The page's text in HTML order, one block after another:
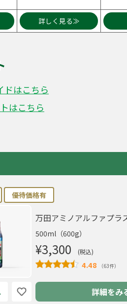
詳しく見る≫
ドはこちら
はこちら
優待価格有
万田アミノアルファプラ
500ml（600g）
¥3,300 (税込)
4.48 （63件）
詳細をみ